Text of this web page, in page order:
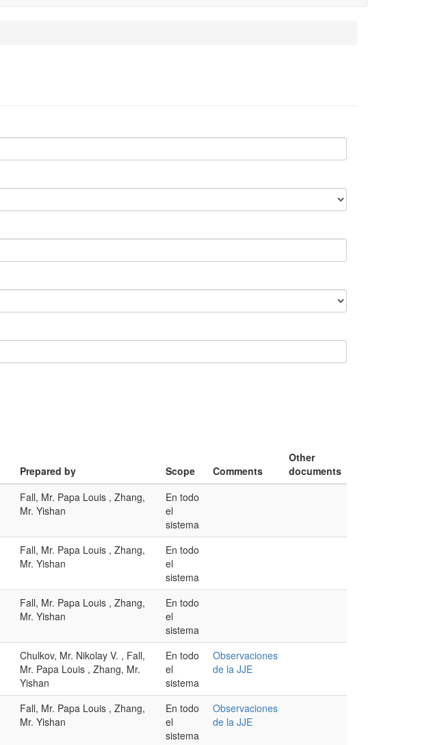
Prepared by Scope Comments
Other
documents
Fall, Mr. Papa Louis , Zhang,
Mr. Yishan
En todo
el
sistema
Fall, Mr. Papa Louis , Zhang,
Mr. Yishan
En todo
el
sistema
Fall, Mr. Papa Louis , Zhang,
Mr. Yishan
En todo
el
sistema
Chulkov, Mr. Nikolay V. , Fall,
Mr. Papa Louis , Zhang, Mr.
Yishan
En todo
el
sistema
Observaciones
de la JJE
Fall, Mr. Papa Louis , Zhang,
Mr. Yishan
En todo
el
sistema
Observaciones
de la JJE